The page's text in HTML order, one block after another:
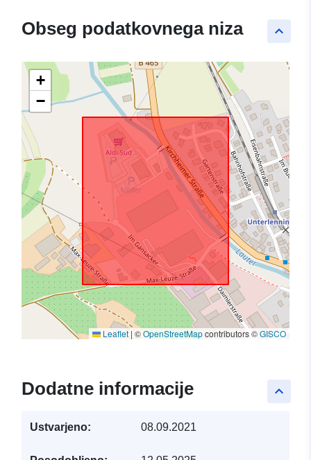
keyboard_arrow_up
Obseg podatkovnega niza
+
−
Leaflet |©OpenStreetMapcontributors ©GISCO
keyboard_arrow_up
Dodatne informacije
Ustvarjeno: 08.09.2021